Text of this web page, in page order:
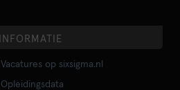
INFORMATIE
Vacatures op sixsigma.nl
Opleidingsdata